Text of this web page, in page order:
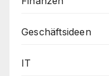
Geschäftsideen
IT